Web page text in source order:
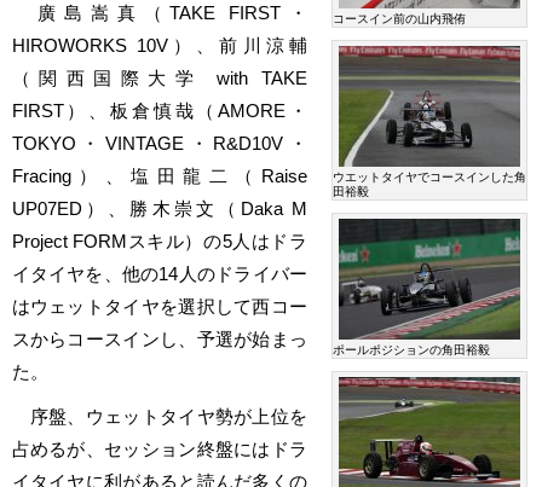
コースイン前の山内飛侑
ウエットタイヤでコースインした角
田裕毅
ポールポジションの角田裕毅
廣島嵩真（TAKE FIRST・
HIROWORKS 10V）、前川涼輔
（関西国際大学 with TAKE
FIRST）、板倉慎哉（AMORE・
TOKYO・VINTAGE・R&D10V・
Fracing）、塩田龍二（Raise
UP07ED）、勝木崇文（Daka M
Project FORMスキル）の5人はドラ
イタイヤを、他の14人のドライバー
はウェットタイヤを選択して西コー
スからコースインし、予選が始まっ
た。
序盤、ウェットタイヤ勢が上位を
占めるが、セッション終盤にはドラ
イタイヤに利があると読んだ多くの